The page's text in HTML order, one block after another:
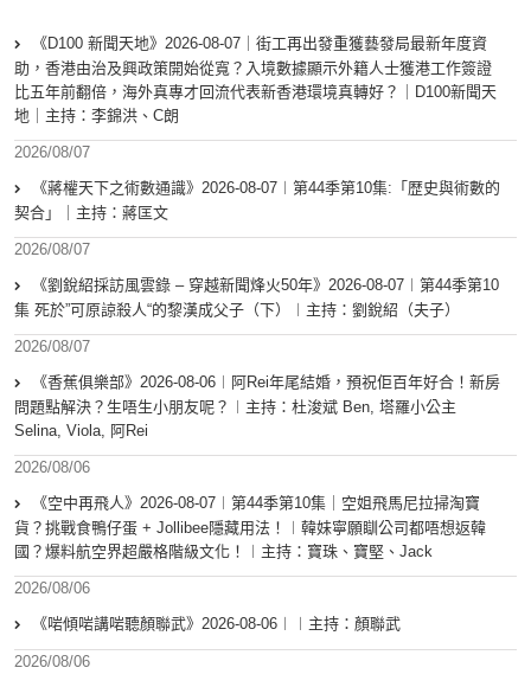
《D100 新聞天地》2026-08-07｜街工再出發重獲藝發局最新年度資
助，香港由治及興政策開始從寬？入境數據顯示外籍人士獲港工作簽證
比五年前翻倍，海外真專才回流代表新香港環境真轉好？｜D100新聞天
地｜主持：李錦洪、C朗
2026/08/07
《蔣權天下之術數通識》2026-08-07︱第44季第10集:「歴史與術數的
契合」｜主持：蔣匡文
2026/08/07
《劉銳紹採訪風雲錄 – 穿越新聞烽火50年》2026-08-07︱第44季第10
集 死於”可原諒殺人“的黎漢成父子（下）︱主持：劉銳紹（夫子）
2026/08/07
《香蕉俱樂部》2026-08-06︱阿Rei年尾結婚，預祝佢百年好合！新房
問題點解決？生唔生小朋友呢？︱主持：杜浚斌 Ben, 塔羅小公主
Selina, Viola, 阿Rei
2026/08/06
《空中再飛人》2026-08-07︱第44季第10集｜空姐飛馬尼拉掃淘寶
貨？挑戰食鴨仔蛋 + Jollibee隱藏用法！︱韓妹寧願瞓公司都唔想返韓
國？爆料航空界超嚴格階級文化！︱主持：寶珠、寶堅、Jack
2026/08/06
《啱傾啱講啱聽顏聯武》2026-08-06︱︱主持：顏聯武
2026/08/06